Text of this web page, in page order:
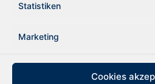
Statistiken
Marketing
Cookies
10. Juli 2023
« Zurück